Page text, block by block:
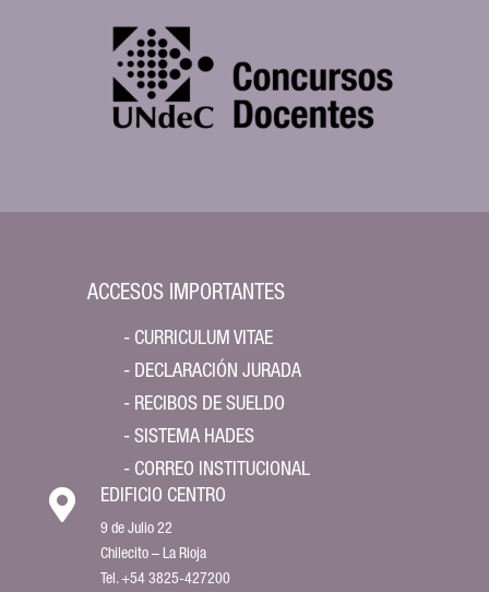
ACCESOS IMPORTANTES
- CURRICULUM VITAE
- DECLARACIÓN JURADA
- RECIBOS DE SUELDO
- SISTEMA HADES
- CORREO INSTITUCIONAL
 EDIFICIO CENTRO
9 de Julio 22
Chilecito – La Rioja
Tel. +54 3825-427200